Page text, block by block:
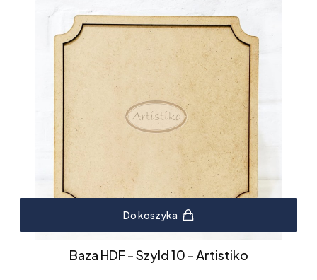
Do koszyka
Baza HDF - Szyld 10 - Artistiko